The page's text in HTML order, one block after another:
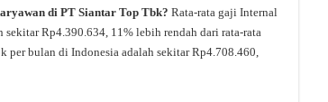
di PT Siantar Top Tbk? Rata-rata gaji Internal
Rp4.390.634, 11% lebih rendah dari rata-rata
per bulan di Indonesia adalah sekitar Rp4.708.460,